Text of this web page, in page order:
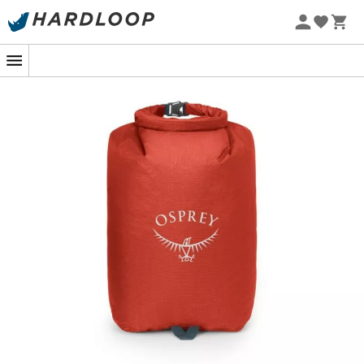
Promoções de verão 🔥 -5% EXTRA a partir de 2 produtos*